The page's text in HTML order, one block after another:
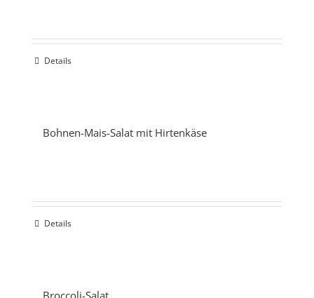
Details
Bohnen-Mais-Salat mit Hirtenkäse
Details